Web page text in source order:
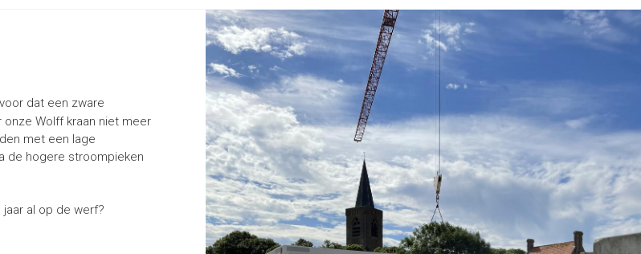
dat een zware
Wolff kraan niet meer
met een lage
de hogere stroompieken
al op de werf?